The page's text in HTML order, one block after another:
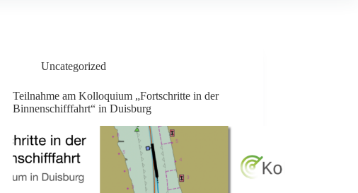
Uncategorized
Teilnahme am Kolloquium „Fortschritte in der
Binnenschifffahrt“ in Duisburg